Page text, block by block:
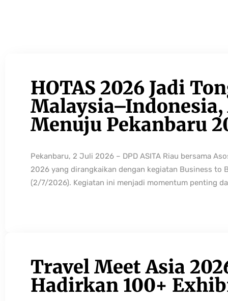
HOTAS 2026 Jadi
Menuju Pekanbaru
Pekanbaru, 2 Juli 2026 – DPD ASITA Riau bersama
2026 yang dirangkaikan dengan kegiatan Business to
(2/7/2026). Kegiatan ini menjadi momentum penting
Travel Meet Asia
Hadirkan 100+